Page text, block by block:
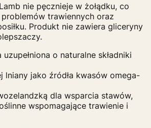
nie pęcznieje w żołądku, co
trawiennych oraz
Produkt nie zawiera gliceryny
uzupełniona o naturalne składniki
lniany jako źródła kwasów omega-
dla wsparcia stawów,
wspomagające trawienie i